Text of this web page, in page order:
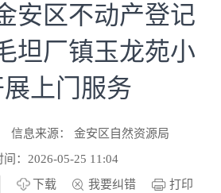
区不动产登记
坦厂镇玉龙苑小
展上门服务
信息来源： 金安区自然资源局
间：2026-05-25 11:04
下载 我要纠错
打印